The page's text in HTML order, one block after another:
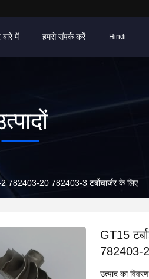
बारे में हमसे संपर्क करें Hindi
20 782403-3 टर्बोचार्जर के लिए
GT15
782403-
उत्पाद का विवरण